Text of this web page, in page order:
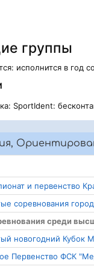
группы
исполнится в год
SportIdent:
и первенство
соревнования
среди
новогодний Кубок
Первенство ФСК